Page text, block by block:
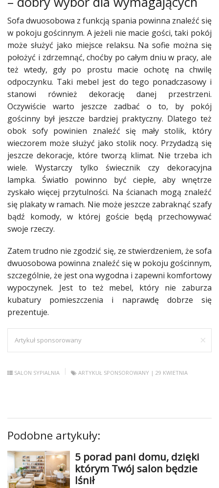
Sofa dwuosobowa z funkcją spania powinna znaleźć się
w pokoju gościnnym. A jeżeli nie macie gości, taki pokój
może służyć jako miejsce relaksu. Na sofie można się
położyć i zdrzemnąć, choćby po całym dniu w pracy, ale
też wtedy, gdy po prostu macie ochotę na chwilę
odpoczynku. Taki mebel jest do tego ponadczasowy i
stanowi również dekorację danej przestrzeni.
Oczywiście warto jeszcze zadbać o to, by pokój
gościnny był jeszcze bardziej praktyczny. Dlatego też
obok sofy powinien znaleźć się mały stolik, który
wieczorem może służyć jako stolik nocy. Przydadzą się
jeszcze dekoracje, które tworzą klimat. Nie trzeba ich
wiele. Wystarczy tylko świecznik czy dekoracyjna
lampka. Światło powinno być ciepłe, aby wnętrze
zyskało więcej przytulności. Na ścianach mogą znaleźć
się plakaty w ramach. Nie może jeszcze zabraknąć szafy
bądź komody, w której goście będą przechowywać
swoje rzeczy.
Zatem trudno nie zgodzić się, ze stwierdzeniem, że sofa
dwuosobowa powinna znaleźć się w pokoju gościnnym,
szczególnie, że jest ona wygodna i zapewni komfortowy
wypoczynek. Jest to też mebel, który nie zaburza
kubatury pomieszczenia i naprawdę dobrze się
prezentuje.
Artykuł sponsorowany ×
SALON SYPIALNIA ARTYKUŁ SPONSOROWANY | 29 KWIETNIA
Podobne artykuły:
5 porad pani domu, dzięki
którym Twój salon będzie
lśnił